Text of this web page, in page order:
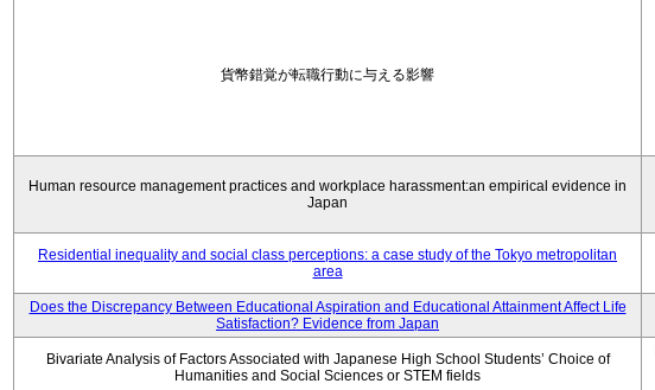
貨幣錯覚が転職行動に与える影響
Human resource management practices and workplace harassment:an empirical evidence in
Japan
Residential inequality and social class perceptions: a case study of the Tokyo metropolitan
area
Does the Discrepancy Between Educational Aspiration and Educational Attainment Affect Life
Satisfaction? Evidence from Japan
Bivariate Analysis of Factors Associated with Japanese High School Students’ Choice of
Humanities and Social Sciences or STEM fields